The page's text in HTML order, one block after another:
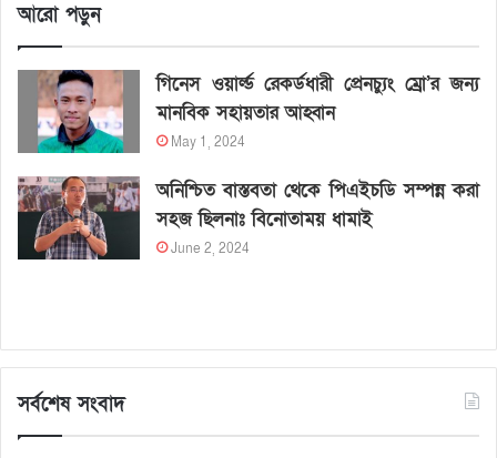
আরো পড়ুন
গিনেস ওয়ার্ল্ড রেকর্ডধারী প্রেনচ্যুং ম্রো’র জন্য
মানবিক সহায়তার আহ্বান
May 1, 2024
অনিশ্চিত বাস্তবতা থেকে পিএইচডি সম্পন্ন করা
সহজ ছিলনাঃ বিনোতাময় ধামাই
June 2, 2024
সর্বশেষ সংবাদ